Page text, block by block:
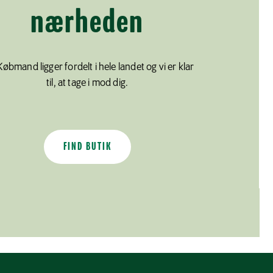
nærheden
ligger fordelt i hele landet og vi er klar
til, at tage i mod dig.
FIND BUTIK